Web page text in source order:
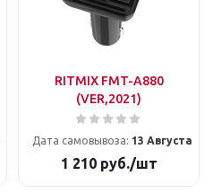
RITMIX FMT-A880
(VER,2021)
Дата самовывоза: 13 Августа
1 210руб./шт